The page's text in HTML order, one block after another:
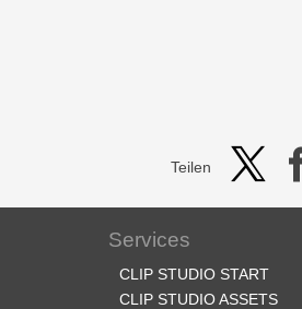
Teilen
Services
CLIP STUDIO START
CLIP STUDIO ASSETS